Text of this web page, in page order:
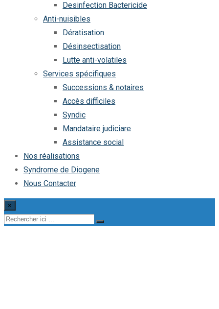
Desinfection Bactericide
Anti-nuisibles
Dératisation
Désinsectisation
Lutte anti-volatiles
Services spécifiques
Successions & notaires
Accès difficiles
Syndic
Mandataire judiciare
Assistance social
Nos réalisations
Syndrome de Diogene
Nous Contacter
×